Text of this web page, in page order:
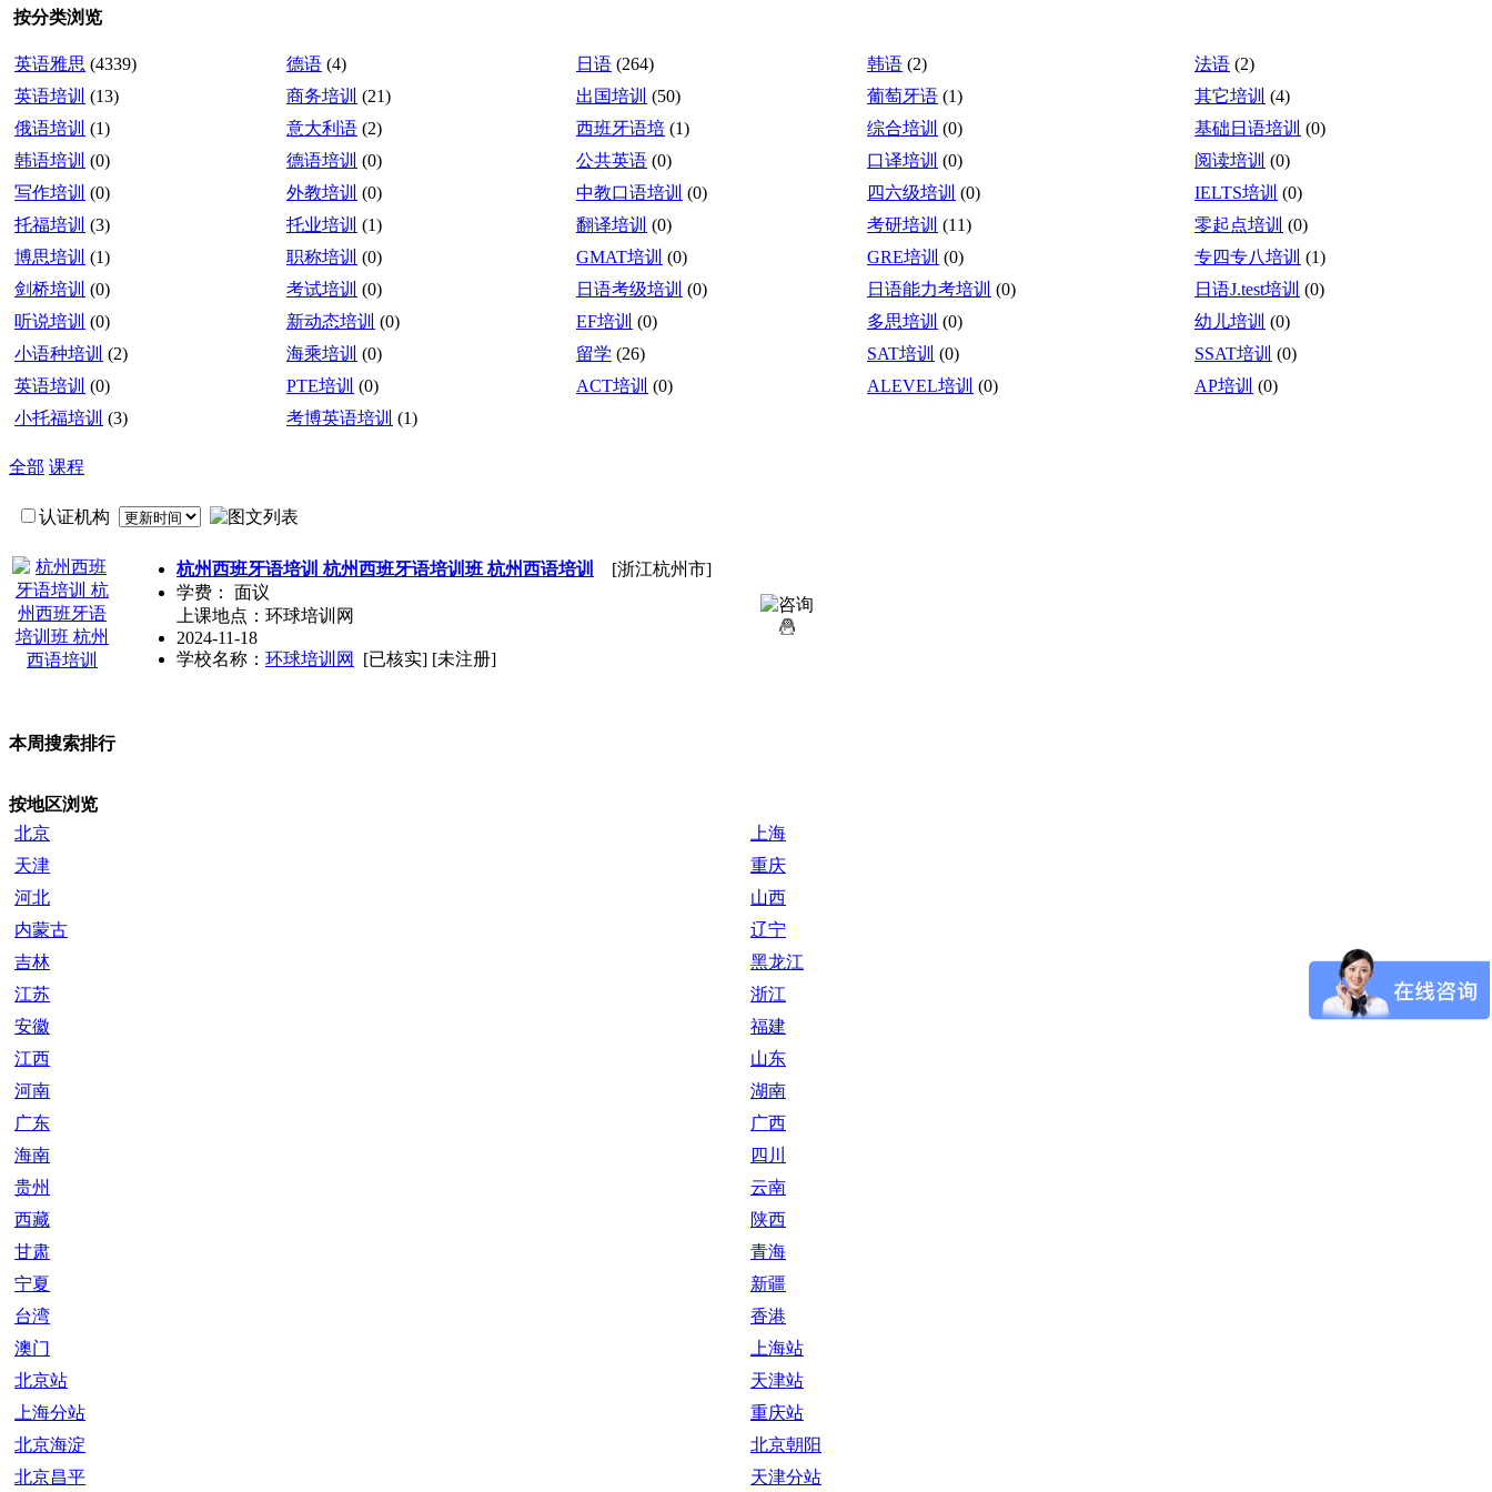
按分类浏览
英语雅思 (4339) 德语 (4) 日语 (264) 韩语 (2) 法语 (2)
英语培训 (13) 商务培训 (21) 出国培训 (50) 葡萄牙语 (1) 其它培训 (4)
俄语培训 (1) 意大利语 (2) 西班牙语培 (1) 综合培训 (0) 基础日语培训 (0)
韩语培训 (0) 德语培训 (0) 公共英语 (0) 口译培训 (0) 阅读培训 (0)
写作培训 (0) 外教培训 (0) 中教口语培训 (0) 四六级培训 (0) IELTS培训 (0)
托福培训 (3) 托业培训 (1) 翻译培训 (0) 考研培训 (11) 零起点培训 (0)
博思培训 (1) 职称培训 (0) GMAT培训 (0) GRE培训 (0) 专四专八培训 (1)
剑桥培训 (0) 考试培训 (0) 日语考级培训 (0) 日语能力考培训 (0) 日语J.test培训 (0)
听说培训 (0) 新动态培训 (0) EF培训 (0) 多思培训 (0) 幼儿培训 (0)
小语种培训 (2) 海乘培训 (0) 留学 (26) SAT培训 (0) SSAT培训 (0)
英语培训 (0) PTE培训 (0) ACT培训 (0) ALEVEL培训 (0) AP培训 (0)
小托福培训 (3) 考博英语培训 (1)
全部 课程
认证机构
杭州西班牙语培训 杭州西班牙语培训班 杭州西语培训
[浙江杭州市]
学费： 面议
上课地点：环球培训网
2024-11-18
学校名称： 环球培训网 [已核实] [未注册]
本周搜索排行
按地区浏览
北京
上海
天津
重庆
河北
山西
内蒙古
辽宁
吉林
黑龙江
江苏
浙江
安徽
福建
江西
山东
河南
湖南
广东
广西
海南
四川
贵州
云南
西藏
陕西
甘肃
青海
宁夏
新疆
台湾
香港
澳门
上海站
北京站
天津站
上海分站
重庆站
北京海淀
北京朝阳
北京昌平
天津分站